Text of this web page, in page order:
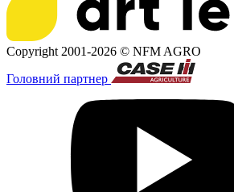
Copyright 2001-2026 © NFM AGRO
Головний партнер